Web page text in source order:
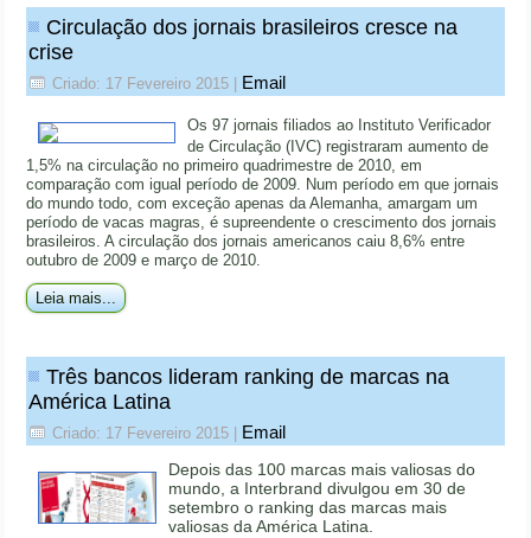
Circulação dos jornais brasileiros cresce na
crise
Criado: 17 Fevereiro 2015 Email
Os 97 jornais filiados ao Instituto Verificador
de Circulação (IVC) registraram aumento de
1,5% na circulação no primeiro quadrimestre de 2010, em
comparação com igual período de 2009. Num período em que jornais
do mundo todo, com exceção apenas da Alemanha, amargam um
período de vacas magras, é supreendente o crescimento dos jornais
brasileiros. A circulação dos jornais americanos caiu 8,6% entre
outubro de 2009 e março de 2010.
Leia mais...
Três bancos lideram ranking de marcas na
América Latina
Criado: 17 Fevereiro 2015 Email
Depois das 100 marcas mais valiosas do
mundo, a Interbrand divulgou em 30 de
setembro o ranking das marcas mais
valiosas da América Latina.